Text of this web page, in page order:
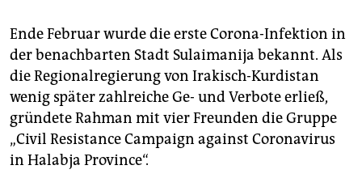
Ende Februar wurde die erste Corona-Infektion in
der benachbarten Stadt Sulaimanija bekannt. Als
die Regionalregierung von Irakisch-Kurdistan
wenig später zahlreiche Ge- und Verbote erließ,
gründete Rahman mit vier Freunden die Gruppe
„Civil Resistance Campaign against Coronavirus
in Halabja Province“.